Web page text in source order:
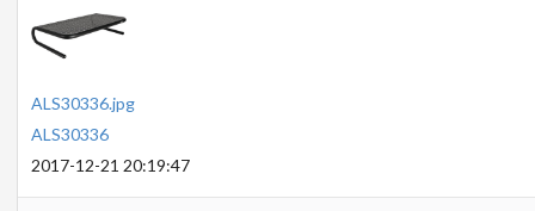
ALS30336.jpg
ALS30336
2017-12-21 20:19:47